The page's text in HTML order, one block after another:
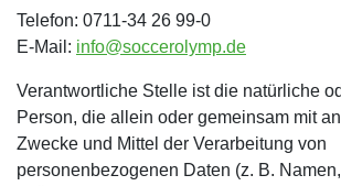
Telefon: 0711-34 26 99-0
E-Mail: info@soccerolymp.de
Verantwortliche Stelle ist die natürliche
Person, die allein oder gemeinsam mit
Zwecke und Mittel der Verarbeitung von
personenbezogenen Daten (z. B.